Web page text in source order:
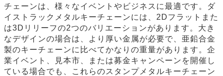
チェーンは、様々なイベントやビジネスに最適です。ダ
イストラックメタルキーチェーンには、2Dフラットまた
は3Dリリーフの2つのバリエーションがあります。大き
なデザインの場合は、より厚い金属が必要で、亜鉛合金
製のキーチェーンに比べてかなりの重量があります。企
業イベント、見本市、または募金キャンペーンを開催し
ている場合でも、これらのスタンプメタルキーチェーン